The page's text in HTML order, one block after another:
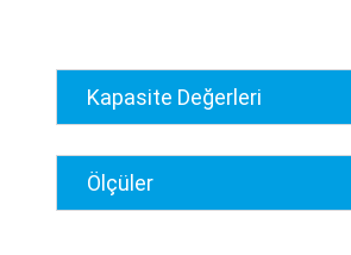
Kapasite Değerleri
Ölçüler